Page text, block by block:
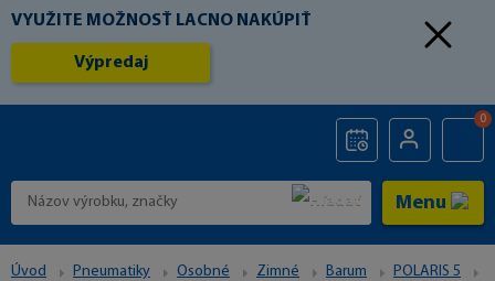
VYUŽITE MOŽNOSŤ LACNO NAKÚPIŤ
Výpredaj
0
Menu
Úvod Pneumatiky Osobné Zimné Barum
POLARIS 5